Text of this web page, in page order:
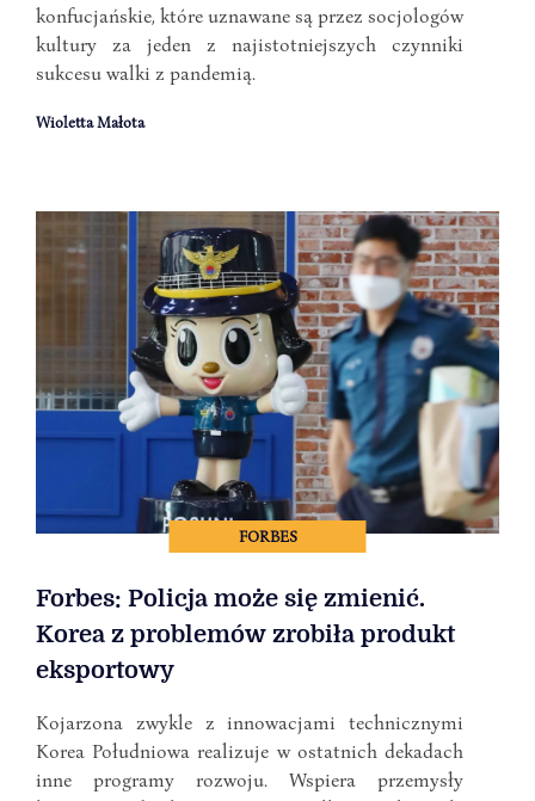
konfucjańskie, które uznawane są przez socjologów
kultury za jeden z najistotniejszych czynniki
sukcesu walki z pandemią.
Wioletta Małota
FORBES
Forbes: Policja może się zmienić.
Korea z problemów zrobiła produkt
eksportowy
Kojarzona zwykle z innowacjami technicznymi
Korea Południowa realizuje w ostatnich dekadach
inne programy rozwoju. Wspiera przemysły